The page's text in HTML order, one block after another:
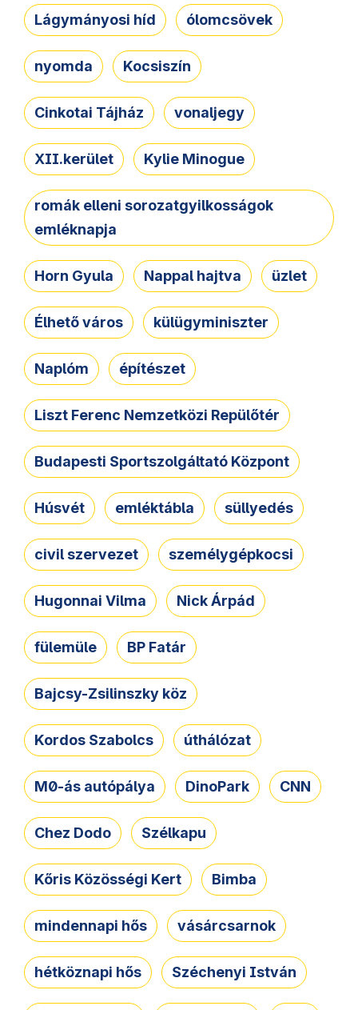
Lágymányosi híd ólomcsövek
nyomda Kocsiszín
Cinkotai Tájház vonaljegy
XII.kerület Kylie Minogue
romák elleni sorozatgyilkosságok
emléknapja
Horn Gyula Nappal hajtva üzlet
Élhető város külügyminiszter
Naplóm építészet
Liszt Ferenc Nemzetközi Repülőtér
Budapesti Sportszolgáltató Központ
Húsvét emléktábla süllyedés
civil szervezet személygépkocsi
Hugonnai Vilma Nick Árpád
fülemüle BP Fatár
Bajcsy-Zsilinszky köz
Kordos Szabolcs úthálózat
M0-ás autópálya DinoPark CNN
Chez Dodo Szélkapu
Kőris Közösségi Kert Bimba
mindennapi hős vásárcsarnok
hétköznapi hős Széchenyi István